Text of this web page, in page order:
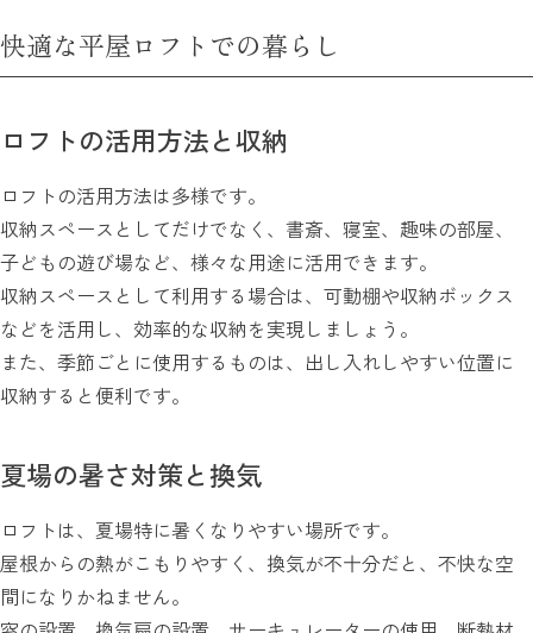
快適な平屋ロフトでの暮らし
ロフトの活用方法と収納
ロフトの活用方法は多様です。
収納スペースとしてだけでなく、書斎、寝室、趣味の部屋、
子どもの遊び場など、様々な用途に活用できます。
収納スペースとして利用する場合は、可動棚や収納ボックス
などを活用し、効率的な収納を実現しましょう。
また、季節ごとに使用するものは、出し入れしやすい位置に
収納すると便利です。
夏場の暑さ対策と換気
ロフトは、夏場特に暑くなりやすい場所です。
屋根からの熱がこもりやすく、換気が不十分だと、不快な空
間になりかねません。